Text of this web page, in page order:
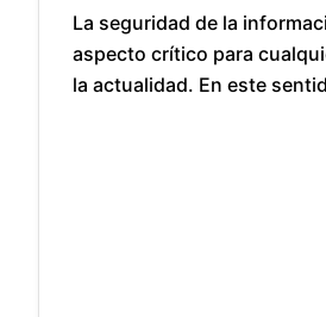
La seguridad de la
aspecto crítico para
la actualidad. En este